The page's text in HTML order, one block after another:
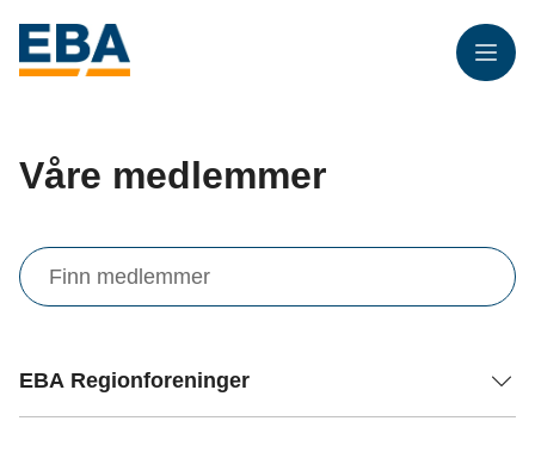
Meny
Våre medlemmer
EBA Regionforeninger